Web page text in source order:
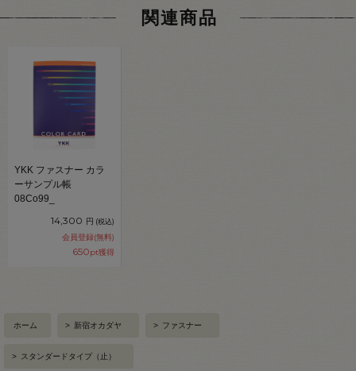
関連商品
YKK ファスナー カラ
ーサンプル帳
08Co99_
14,300 円 (税込)
会員登録(無料)
650pt獲得
ホーム > 新宿オカダヤ > ファスナー
> スタンダードタイプ（止）